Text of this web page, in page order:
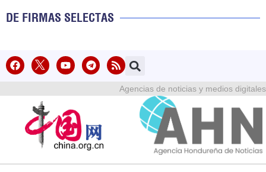
DE FIRMAS SELECTAS
Agencias de noticias y medios digitales